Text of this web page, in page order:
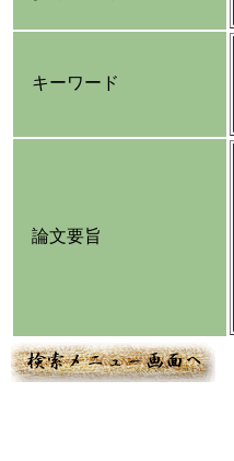
キーワード
論文要旨